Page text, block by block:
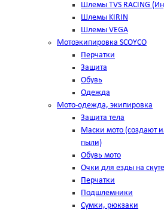
Шлемы TVS RACING
Шлемы KIRIN
Шлемы VEGA
Мотоэкипировка SCOYCO
Перчатки
Защита
Обувь
Одежда
Мото-одежда, экипировка
Защита тела
Маски мото (создают
пыли)
Обувь мото
Очки для езды на
Перчатки
Подшлемники
Сумки, рюкзаки